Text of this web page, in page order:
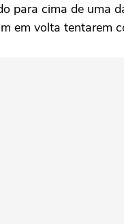
cima de uma
em volta tentarem